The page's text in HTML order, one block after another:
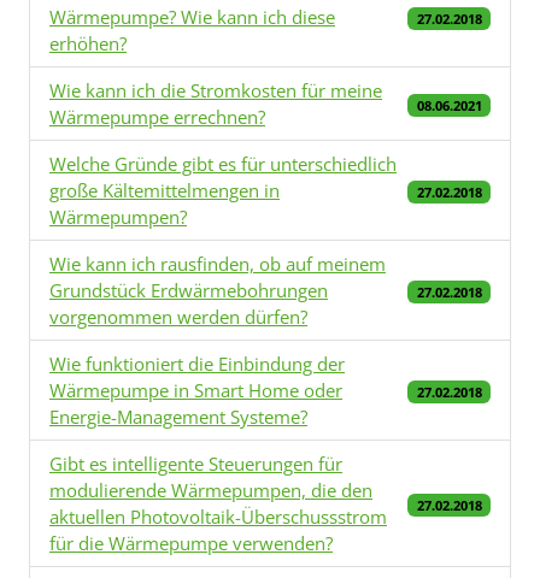
Wärmepumpe? Wie kann ich diese
erhöhen?
27.02.2018
Wie kann ich die Stromkosten für meine
Wärmepumpe errechnen?
08.06.2021
Welche Gründe gibt es für unterschiedlich
große Kältemittelmengen in
Wärmepumpen?
27.02.2018
Wie kann ich rausfinden, ob auf meinem
Grundstück Erdwärmebohrungen
vorgenommen werden dürfen?
27.02.2018
Wie funktioniert die Einbindung der
Wärmepumpe in Smart Home oder
Energie-Management Systeme?
27.02.2018
Gibt es intelligente Steuerungen für
modulierende Wärmepumpen, die den
aktuellen Photovoltaik-Überschussstrom
für die Wärmepumpe verwenden?
27.02.2018